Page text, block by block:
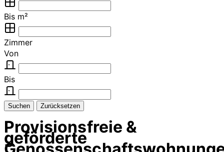
Bis m²
Zimmer
Von
Bis
Suchen Zurücksetzen
Provisionsfreie &
geförderte